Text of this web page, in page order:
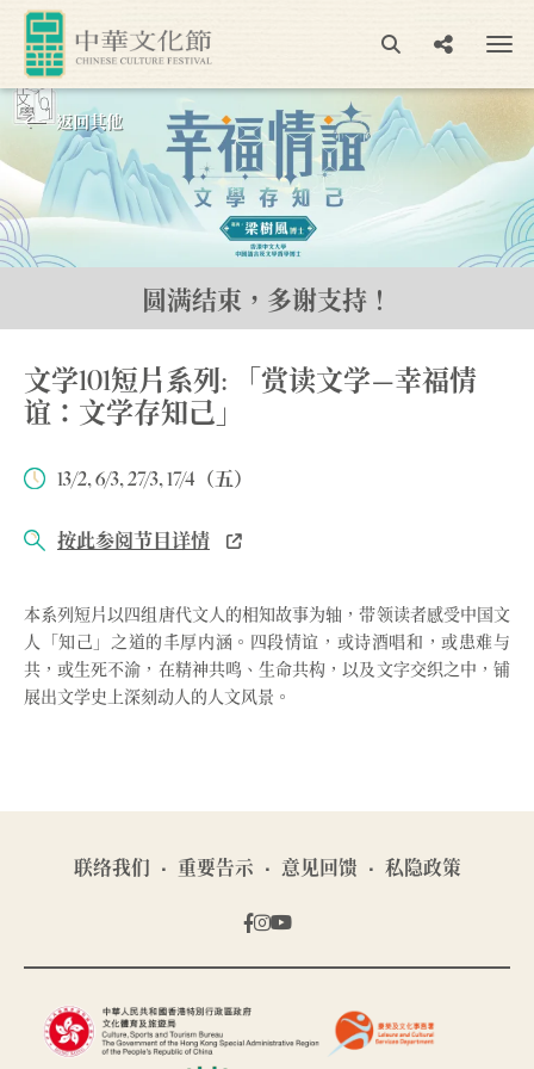
返回其他
文学101短片系列: 「赏读文学—幸福情
谊：文学存知己」
13/2, 6/3, 27/3, 17/4（五）
按此参阅节目详情
本系列短片以四组唐代文人的相知故事为轴，带领读者感受中国文
人「知己」之道的丰厚内涵。四段情谊，或诗酒唱和，或患难与
共，或生死不渝，在精神共鸣、生命共构，以及文字交织之中，铺
展出文学史上深刻动人的人文风景。
圆满结束，多谢支持！
联络我们 重要告示 意见回馈 私隐政策